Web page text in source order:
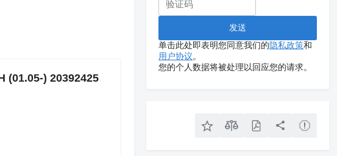
(01.05-) 20392425
单击此处即表明您同意我们的隐私政策和
用户协议。
您的个人数据将被处理以回应您的请求。